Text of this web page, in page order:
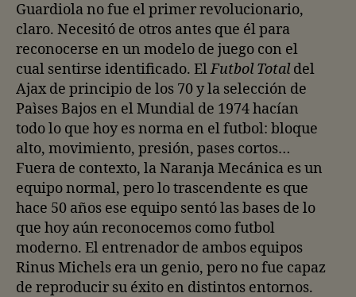
Guardiola no fue el primer revolucionario,
claro. Necesitó de otros antes que él para
reconocerse en un modelo de juego con el
cual sentirse identificado. ElFutbol Totaldel
Ajax de principio de los 70 y la selección de
Paìses Bajos en el Mundial de 1974 hacían
todo lo que hoy es norma en el futbol: bloque
alto, movimiento, presión, pases cortos…
Fuera de contexto, la Naranja Mecánica es un
equipo normal, pero lo trascendente es que
hace 50 años ese equipo sentó las bases de lo
que hoy aún reconocemos como futbol
moderno. El entrenador de ambos equipos
Rinus Michels era un genio, pero no fue capaz
de reproducir su éxito en distintos entornos.